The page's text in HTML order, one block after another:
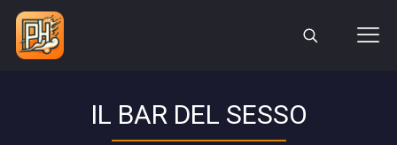
IL BAR DEL SESSO